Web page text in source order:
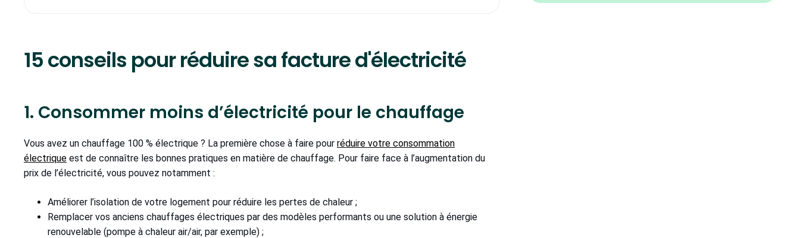
15 conseils pour réduire sa facture d'électricité
1. Consommer moins d’électricité pour le chauffage
Vous avez un chauffage 100 % électrique ? La première chose à faire pour réduire votre consommation
électrique est de connaître les bonnes pratiques en matière de chauffage. Pour faire face à l’augmentation du
prix de l’électricité, vous pouvez notamment :
Améliorer l’isolation de votre logement pour réduire les pertes de chaleur ;
Remplacer vos anciens chauffages électriques par des modèles performants ou une solution à énergie
renouvelable (pompe à chaleur air/air, par exemple) ;